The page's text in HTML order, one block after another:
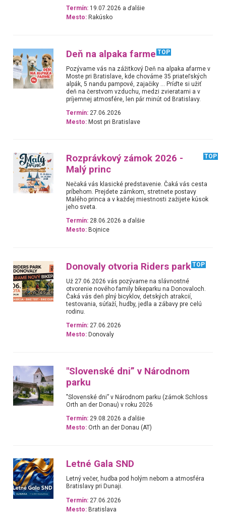
Termín: 19.07.2026 a ďalšie
Mesto: Rakúsko
Deň na alpaka farme TOP
Pozývame vás na zážitkový Deň na alpaka afarme v
Moste pri Bratislave, kde chováme 35 priateľských
alpák, 5 nandu pampové, zajačiky … Príďte si užiť
deň na čerstvom vzduchu, medzi zvieratami a v
príjemnej atmosfére, len pár minút od Bratislavy.
Termín: 27.06.2026
Mesto: Most pri Bratislave
Rozprávkový zámok 2026 -
Malý princ
TOP
Nečaká vás klasické predstavenie. Čaká vás cesta
príbehom. Prejdete zámkom, stretnete postavy
Malého princa a v každej miestnosti zažijete kúsok
jeho sveta.
Termín: 28.06.2026 a ďalšie
Mesto: Bojnice
Donovaly otvoria Riders park TOP
Už 27.06.2026 vás pozývame na slávnostné
otvorenie nového family bikeparku na Donovaloch.
Čaká vás deň plný bicyklov, detských atrakcií,
testovania, súťaží, hudby, jedla a zábavy pre celú
rodinu.
Termín: 27.06.2026
Mesto: Donovaly
"Slovenské dni” v Národnom
parku
"Slovenské dni” v Národnom parku (zámok Schloss
Orth an der Donau) v roku 2026
Termín: 29.08.2026 a ďalšie
Mesto: Orth an der Donau (AT)
Letné Gala SND
Letný večer, hudba pod holým nebom a atmosféra
Bratislavy pri Dunaji.
Termín: 27.06.2026
Mesto: Bratislava